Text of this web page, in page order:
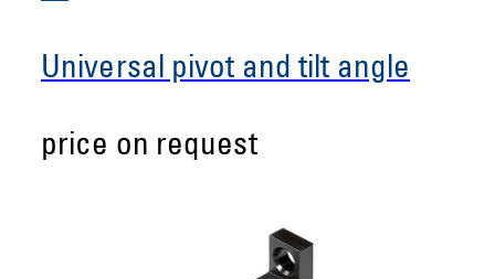
Universal pivot and tilt angle
price on request